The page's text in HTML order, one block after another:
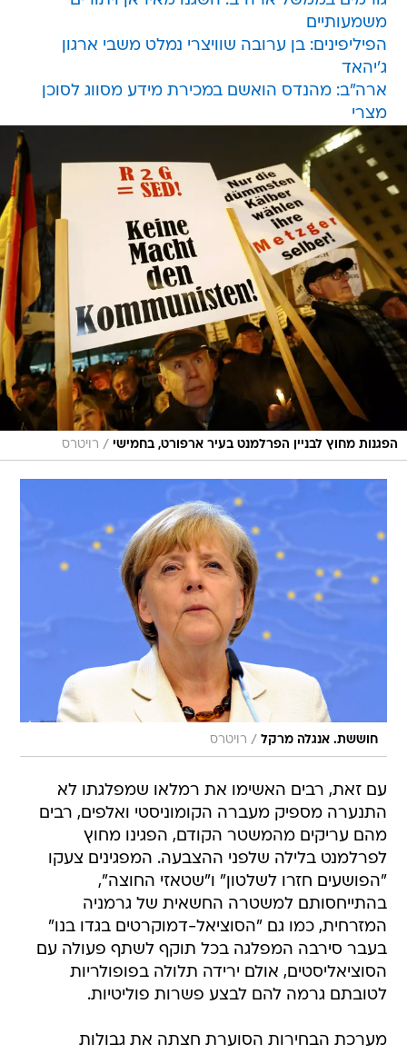
משמעותיים
הפיליפינים: בן ערובה שוויצרי נמלט משבי ארגון
ג'יהאד
ארה"ב: מהנדס הואשם במכירת מידע מסווג לסוכן
מצרי
הפגנות מחוץ לבניין הפרלמנט בעיר ארפורט, בחמישי / רויטרס
חוששת. אנגלה מרקל / רויטרס
עם זאת, רבים האשימו את רמלאו שמפלגתו לא
התנערה מספיק מעברה הקומוניסטי ואלפים, רבים
מהם עריקים מהמשטר הקודם, הפגינו מחוץ
לפרלמנט בלילה שלפני ההצבעה. המפגינים צעקו
"הפושעים חזרו לשלטון" ו"שטאזי החוצה",
בהתייחסותם למשטרה החשאית של גרמניה
המזרחית, כמו גם "הסוציאל-דמוקרטים בגדו בנו" 
בעבר סירבה המפלגה בכל תוקף לשתף פעולה עם
הסוציאליסטים, אולם ירידה תלולה בפופולריות
לטובתם גרמה להם לבצע פשרות פוליטיות.
מערכת הבחירות הסוערת חצתה את גבולות